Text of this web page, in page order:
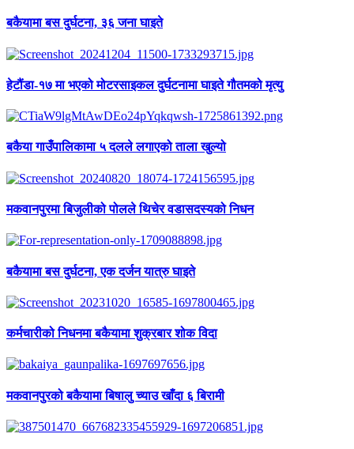
बकैयामा बस दुर्घटना, ३६ जना घाइते
हेटौंडा-१७ मा भएको मोटरसाइकल दुर्घटनामा घाइते गौतमको मृत्यु
बकैया गाउँपालिकामा ५ दलले लगाएको ताला खुल्यो
मकवानपुरमा बिजुलीको पोलले थिचेर वडासदस्यको निधन
बकैयामा बस दुर्घटना, एक दर्जन यात्रु घाइते
कर्मचारीको निधनमा बकैयामा शुक्रबार शोक विदा
मकवानपुरको बकैयामा बिषालु च्याउ खाँदा ६ बिरामी